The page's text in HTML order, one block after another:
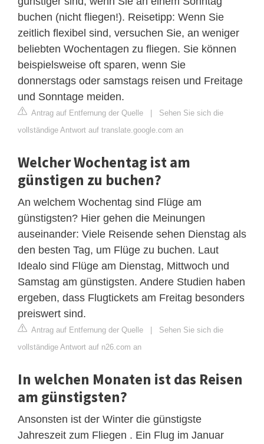
buchen (nicht fliegen!). Reisetipp: Wenn Sie
zeitlich flexibel sind, versuchen Sie, an weniger
beliebten Wochentagen zu fliegen. Sie können
beispielsweise oft sparen, wenn Sie
donnerstags oder samstags reisen und Freitage
und Sonntage meiden.
Antrag auf Entfernung der Quelle | Sehen Sie sich die
vollständige Antwort auf translate.google.com an
Welcher Wochentag ist am
günstigen zu buchen?
An welchem Wochentag sind Flüge am
günstigsten? Hier gehen die Meinungen
auseinander: Viele Reisende sehen Dienstag als
den besten Tag, um Flüge zu buchen. Laut
Idealo sind Flüge am Dienstag, Mittwoch und
Samstag am günstigsten. Andere Studien haben
ergeben, dass Flugtickets am Freitag besonders
preiswert sind.
Antrag auf Entfernung der Quelle | Sehen Sie sich die
vollständige Antwort auf n26.com an
In welchen Monaten ist das Reisen
am günstigsten?
Ansonsten ist der Winter die günstigste
Jahreszeit zum Fliegen . Ein Flug im Januar